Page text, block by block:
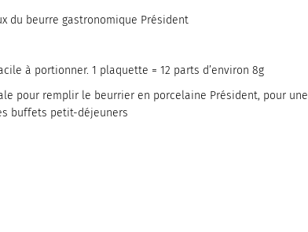
du beurre gastronomique Président
à portionner. 1 plaquette = 12 parts d’environ 8g
pour remplir le beurrier en porcelaine Président, pour une
buffets petit-déjeuners